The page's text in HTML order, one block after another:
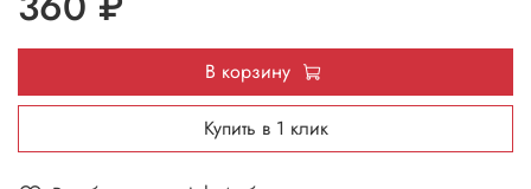
В корзину
Купить в 1 клик